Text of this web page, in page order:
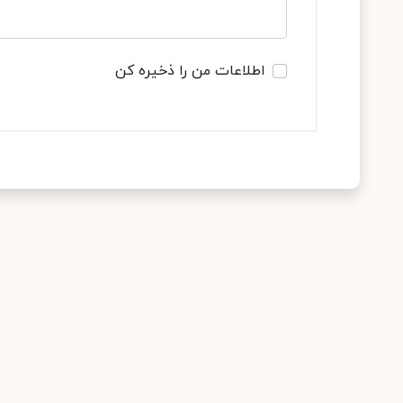
اطلاعات من را ذخیره کن